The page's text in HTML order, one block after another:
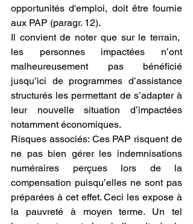
opportunités d'emploi, doit être fournie
aux PAP (paragr. 12).
Il convient de noter que sur le terrain,
les personnes impactées n’ont
malheureusement pas bénéficié
jusqu’ici de programmes d’assistance
structurés les permettant de s’adapter à
leur nouvelle situation d’impactées
notamment économiques.
Risques associés: Ces PAP risquent de
ne pas bien gérer les indemnisations
numéraires perçues lors de la
compensation puisqu’elles ne sont pas
préparées à cet effet. Ceci les expose à
la pauvreté à moyen terme. Un tel